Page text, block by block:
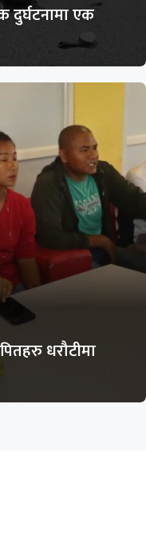
एक
धरौटीमा